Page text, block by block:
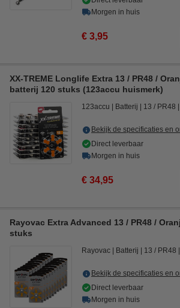
Morgen in huis
€ 3,95
XX-TREME Longlife Extra 13 / PR48 /
batterij 120 stuks (123accu huismerk)
123accu Batterij 13 / PR48
Bekijk de specificaties en
Direct leverbaar
Morgen in huis
€ 34,95
Rayovac Extra Advanced 13 / PR48 /
stuks
Rayovac Batterij 13 / PR48
Bekijk de specificaties en
Direct leverbaar
Morgen in huis